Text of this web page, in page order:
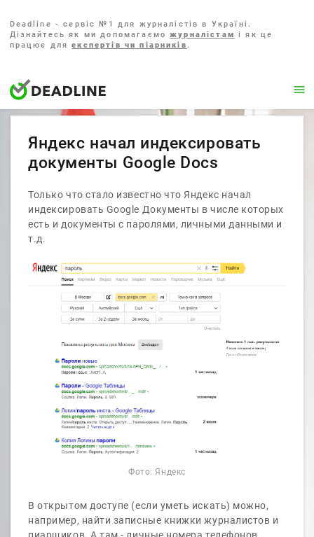
Deadline - сервіс №1 для журналістів в Україні.
Дізнайтесь як ми допомагаєможурналістам і як це
працює дляекспертів чи піарників .
Яндекс начал индексировать
документы Google Docs
Только что стало известно что Яндекс начал
индексировать Google Документы в числе которых
есть и документы с паролями, личными данными и
т.д.
Фото: Яндекс
В открытом доступе (если уметь искать) можно,
например, найти записные книжки журналистов и